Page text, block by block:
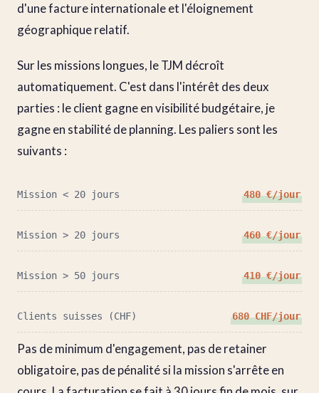
d'une facture internationale et l'éloignement
géographique relatif.
Sur les missions longues, le TJM décroît
automatiquement. C'est dans l'intérêt des deux
parties : le client gagne en visibilité budgétaire, je
gagne en stabilité de planning. Les paliers sont les
suivants :
Mission < 20 jours 480 €/jour
Mission > 20 jours 460 €/jour
Mission > 50 jours 410 €/jour
Clients suisses (CHF) 680 CHF/jour
Pas de minimum d'engagement, pas de retainer
obligatoire, pas de pénalité si la mission s'arrête en